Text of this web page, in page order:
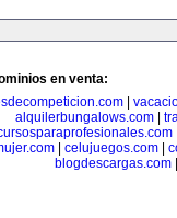
en venta:
alquilerbungalows.com|
|
| celujuegos.com|
blogdescargas.com|